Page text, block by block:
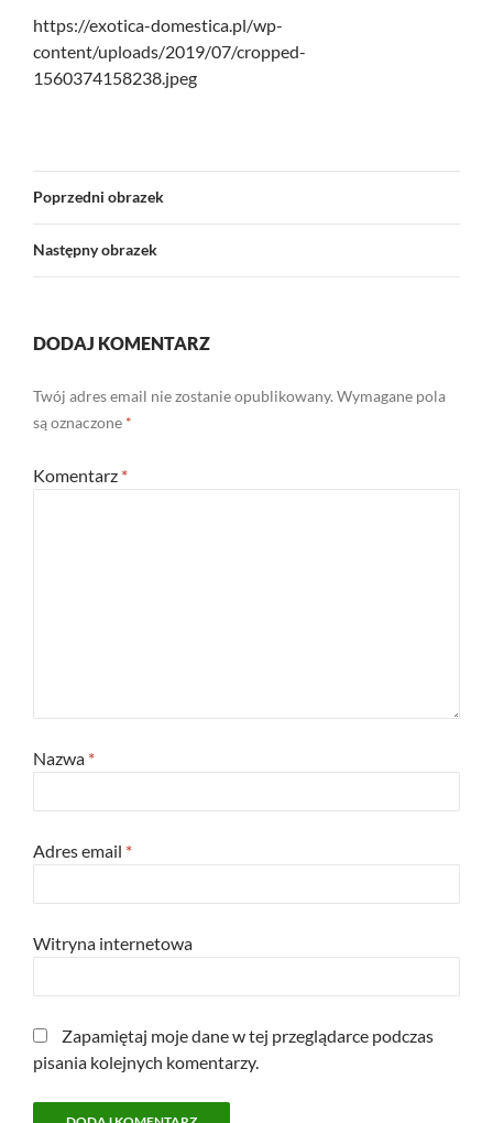
https://exotica-domestica.pl/wp-
content/uploads/2019/07/cropped-
1560374158238.jpeg
Poprzedni obrazek
Następny obrazek
DODAJ KOMENTARZ
Twój adres email nie zostanie opublikowany. Wymagane pola
są oznaczone *
Komentarz *
Nazwa *
Adres email *
Witryna internetowa
Zapamiętaj moje dane w tej przeglądarce podczas
pisania kolejnych komentarzy.